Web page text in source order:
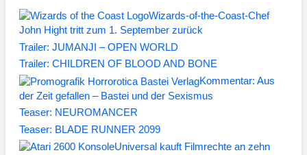
Wizards-of-the-Coast-Chef
John Hight tritt zum 1. September zurück
Trailer: JUMANJI – OPEN WORLD
Trailer: CHILDREN OF BLOOD AND BONE
Kommentar: Aus
der Zeit gefallen – Bastei und der Sexismus
Teaser: NEUROMANCER
Teaser: BLADE RUNNER 2099
Universal kauft Filmrechte an zehn